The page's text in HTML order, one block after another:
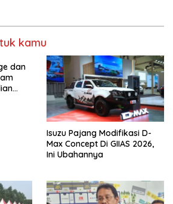
kamu
dan
Isuzu Pajang Modifikasi D-
Max Concept Di GIIAS 2026,
Ini Ubahannya